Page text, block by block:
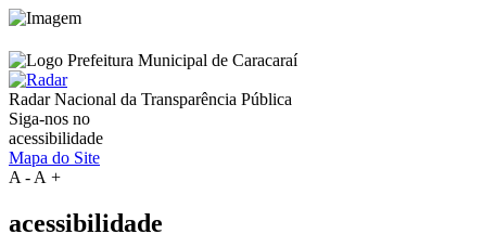
Radar Nacional da Transparência Pública
Siga-nos no
acessibilidade
Mapa do Site
A-A +
acessibilidade